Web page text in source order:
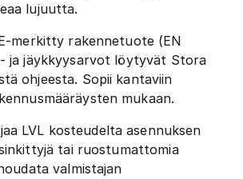
lujuutta.
merkitty rakennetuote (EN
ja jäykkyysarvot löytyvät Stora
ohjeesta. Sopii kantaviin
mukaan.
LVL kosteudelta asennuksen
tai ruostumattomia
valmistajan